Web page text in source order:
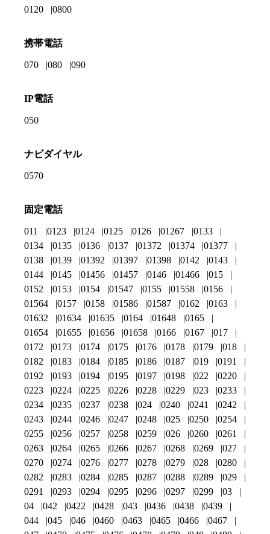
0120 0800
携帯電話
070 080 090
IP電話
050
ナビダイヤル
0570
固定電話
011 0123 0124 0125 0126 01267
0133
0134
0135 0136 0137 01372 01374
01377
0138
0139 01392 01397 01398 0142
0143
0144
0145 01456 01457 0146 01466
015
0152
0153 0154 01547 0155 01558
0156
01564
0157 0158 01586 01587 0162
0163
01632
01634 01635 0164 01648
0165
01654
01655 01656 01658 0166 0167
017
0172
0173 0174 0175 0176 0178 0179
018
0182
0183 0184 0185 0186 0187 019
0191
0192
0193 0194 0195 0197 0198 022
0220
0223
0224 0225 0226 0228 0229 023
0233
0234
0235 0237 0238 024 0240 0241
0242
0243
0244 0246 0247 0248 025 0250
0254
0255
0256 0257 0258 0259 026 0260
0261
0263
0264 0265 0266 0267 0268 0269
027
0270
0274 0276 0277 0278 0279 028
0280
0282
0283 0284 0285 0287 0288 0289
029
0291
0293 0294 0295 0296 0297 0299
03
04
042 0422 0428 043 0436 0438
0439
044
045 046 0460 0463 0465 0466
0467